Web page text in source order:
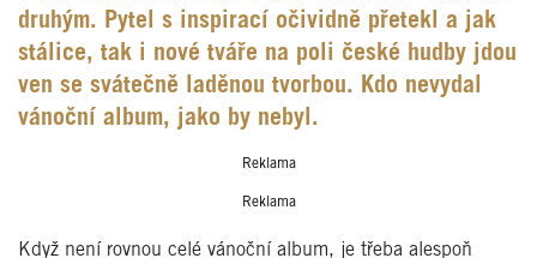
druhým. Pytel s inspirací očividně přetekl a jak
stálice, tak i nové tváře na poli české hudby jdou
ven se svátečně laděnou tvorbou. Kdo nevydal
vánoční album, jako by nebyl.
Reklama
Reklama
Když není rovnou celé vánoční album, je třeba alespoň